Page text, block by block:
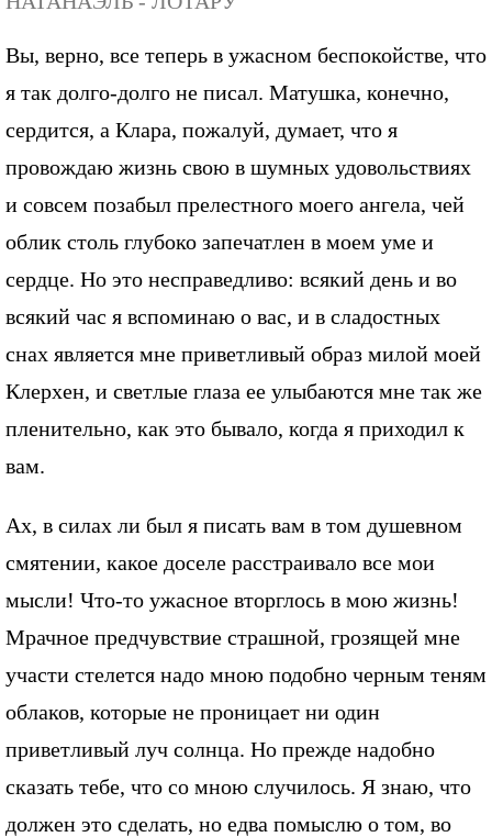
Вы, верно, все теперь в ужасном беспокойстве, что
я так долго-долго не писал. Матушка, конечно,
сердится, а Клара, пожалуй, думает, что я
провождаю жизнь свою в шумных удовольствиях
и совсем позабыл прелестного моего ангела, чей
облик столь глубоко запечатлен в моем уме и
сердце. Но это несправедливо: всякий день и во
всякий час я вспоминаю о вас, и в сладостных
снах является мне приветливый образ милой моей
Клерхен, и светлые глаза ее улыбаются мне так же
пленительно, как это бывало, когда я приходил к
вам.
Ах, в силах ли был я писать вам в том душевном
смятении, какое доселе расстраивало все мои
мысли! Что-то ужасное вторглось в мою жизнь!
Мрачное предчувствие страшной, грозящей мне
участи стелется надо мною подобно черным теням
облаков, которые не проницает ни один
приветливый луч солнца. Но прежде надобно
сказать тебе, что со мною случилось. Я знаю, что
должен это сделать, но едва помыслю о том, во